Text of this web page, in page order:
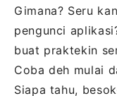
Gimana? Seru
pengunci
buat praktekin
Coba deh mulai
Siapa tahu,